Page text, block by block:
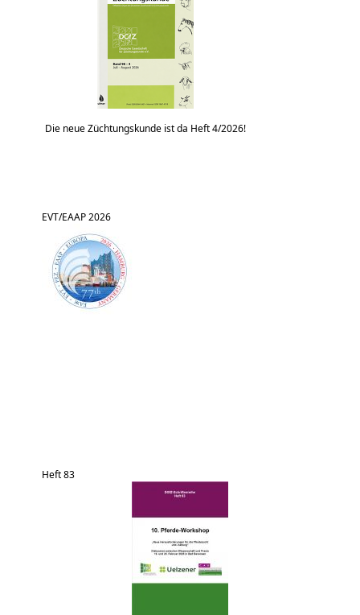
Die neue Züchtungskunde ist da Heft 4/2026!
EVT/EAAP 2026
Heft 83